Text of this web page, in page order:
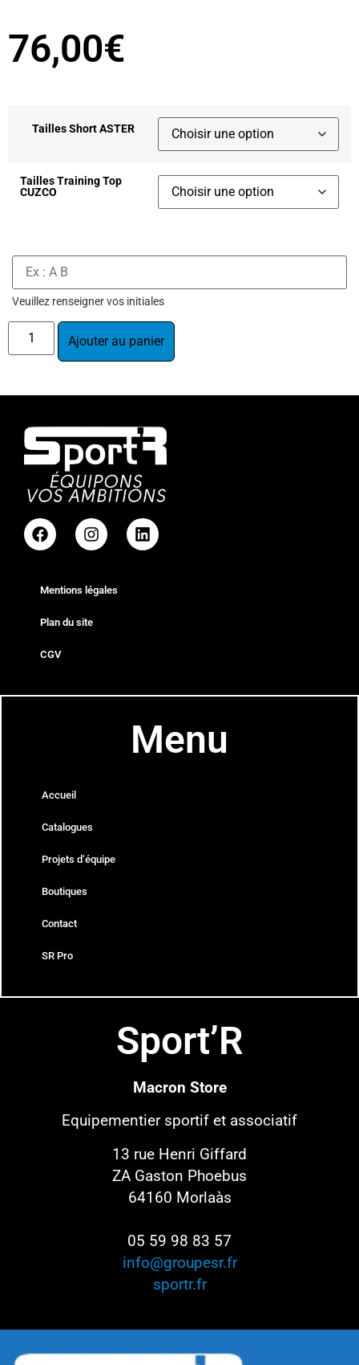
76,00€
Tailles Short ASTER
Tailles Training Top
CUZCO
Veuillez renseigner vos initiales
Ajouter au panier
Mentions légales
Plan du site
CGV
Menu
Accueil
Catalogues
Projets d’équipe
Boutiques
Contact
SR Pro
Sport’R
Macron Store
Equipementier sportif et associatif
13 rue Henri Giffard
ZA Gaston Phoebus
64160 Morlaàs
05 59 98 83 57
info@groupesr.fr
sportr.fr